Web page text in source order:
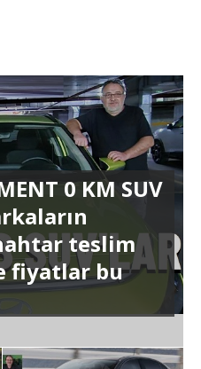
0 KM SUV
teslim
fiyatlar bu